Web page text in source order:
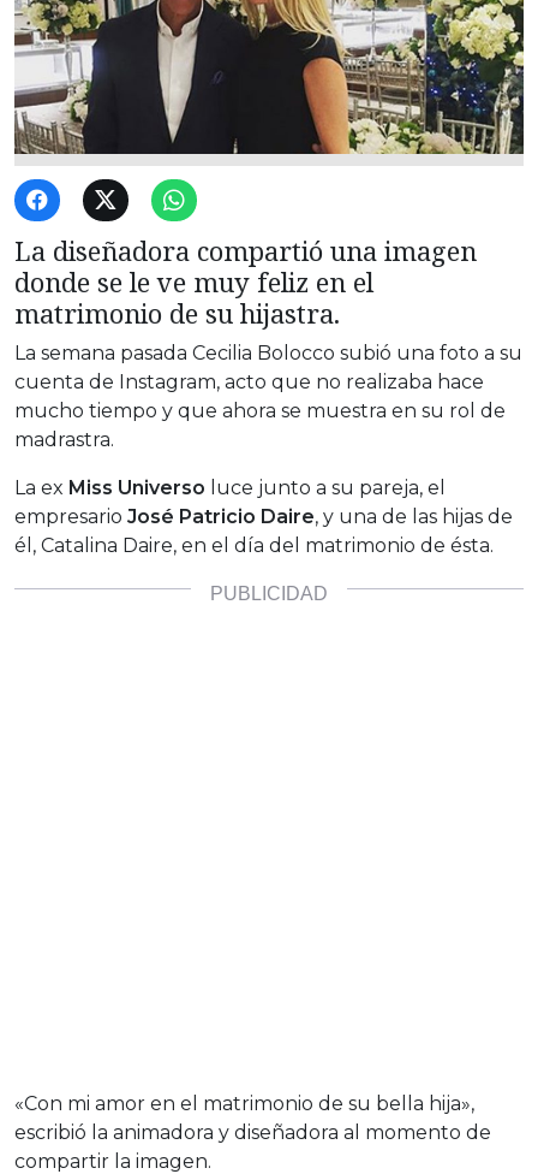
La diseñadora compartió una imagen
donde se le ve muy feliz en el
matrimonio de su hijastra.
La semana pasada Cecilia Bolocco subió una foto a su
cuenta de Instagram, acto que no realizaba hace
mucho tiempo y que ahora se muestra en su rol de
madrastra.
La ex Miss Universo luce junto a su pareja, el
empresario José Patricio Daire, y una de las hijas de
él, Catalina Daire, en el día del matrimonio de ésta.
«Con mi amor en el matrimonio de su bella hija»,
escribió la animadora y diseñadora al momento de
compartir la imagen.